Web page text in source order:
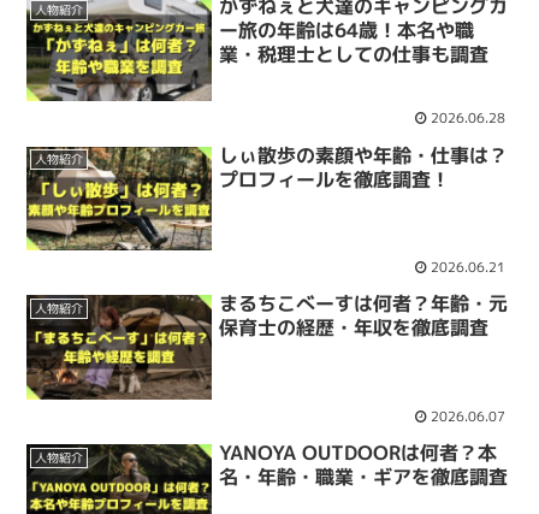
人物紹介
かずねぇと犬達のキャンピングカ
ー旅の年齢は64歳！本名や職
業・税理士としての仕事も調査
2026.06.28
人物紹介
しぃ散歩の素顔や年齢・仕事は？
プロフィールを徹底調査！
2026.06.21
人物紹介
まるちこべーすは何者？年齢・元
保育士の経歴・年収を徹底調査
2026.06.07
人物紹介
YANOYA OUTDOORは何者？本
名・年齢・職業・ギアを徹底調査